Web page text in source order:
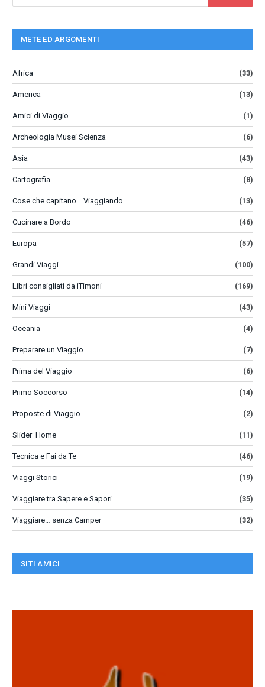
METE ED ARGOMENTI
Africa (33)
America (13)
Amici di Viaggio (1)
Archeologia Musei Scienza (6)
Asia (43)
Cartografia (8)
Cose che capitano… Viaggiando (13)
Cucinare a Bordo (46)
Europa (57)
Grandi Viaggi (100)
Libri consigliati da iTimoni (169)
Mini Viaggi (43)
Oceania (4)
Preparare un Viaggio (7)
Prima del Viaggio (6)
Primo Soccorso (14)
Proposte di Viaggio (2)
Slider_Home (11)
Tecnica e Fai da Te (46)
Viaggi Storici (19)
Viaggiare tra Sapere e Sapori (35)
Viaggiare… senza Camper (32)
SITI AMICI